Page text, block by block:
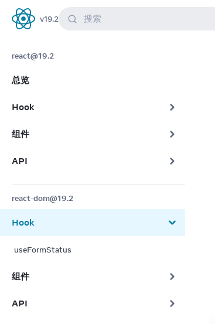
React
v19.2 搜索
react@19.2
总览
Hook
组件
API
react-dom@19.2
Hook
useFormStatus
组件
API